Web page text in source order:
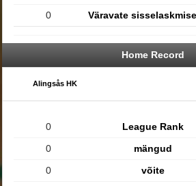
0
Väravate
Home Record
Alingsås HK
0 League Rank
0
mängud
0
võite